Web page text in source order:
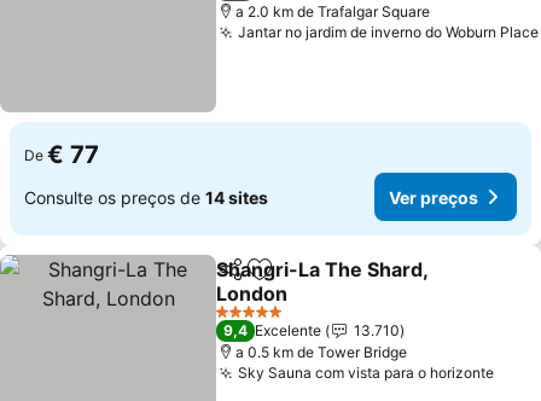
a 2.0 km de Trafalgar Square
Jantar no jardim de inverno do Woburn Place
De € 77
Consulte os preços de 14 sites Ver preços
PartilharAdicionar aos favoritos
Shangri-La The Shard,
London
Ver preços
5 Estrelas
9,4 Excelente
13.710
a 0.5 km de Tower Bridge
Sky Sauna com vista para o horizonteVer